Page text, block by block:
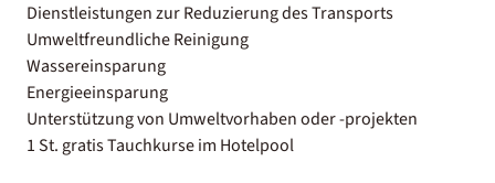
Dienstleistungen zur Reduzierung des Transports
Umweltfreundliche Reinigung
Wassereinsparung
Energieeinsparung
Unterstützung von Umweltvorhaben oder -projekten
1 St. gratis Tauchkurse im Hotelpool